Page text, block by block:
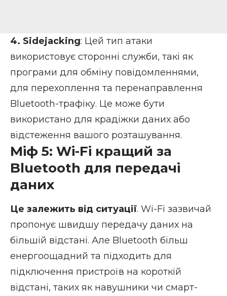
4. Sidejacking: Цей тип атаки
використовує сторонні служби, такі як
програми для обміну повідомленнями,
для перехоплення та перенаправлення
Bluetooth-трафіку. Це може бути
використано для крадіжки даних або
відстеження вашого розташування.
Міф 5: Wi-Fi кращий за
Bluetooth для передачі
даних
Це залежить від ситуації. Wi-Fi зазвичай
пропонує швидшу передачу даних на
більшій відстані. Але Bluetooth більш
енергоощадний та підходить для
підключення пристроїв на короткій
відстані, таких як навушники чи смарт-